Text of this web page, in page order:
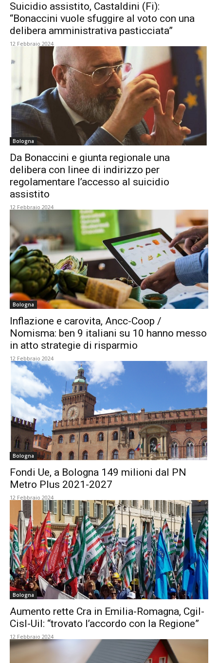
Suicidio assistito, Castaldini (Fi):
“Bonaccini vuole sfuggire al voto con una
delibera amministrativa pasticciata”
12 Febbraio 2024
Bologna
Da Bonaccini e giunta regionale una
delibera con linee di indirizzo per
regolamentare l’accesso al suicidio
assistito
12 Febbraio 2024
Bologna
Inflazione e carovita, Ancc-Coop /
Nomisma: ben 9 italiani su 10 hanno messo
in atto strategie di risparmio
12 Febbraio 2024
Bologna
Fondi Ue, a Bologna 149 milioni dal PN
Metro Plus 2021-2027
12 Febbraio 2024
Bologna
Aumento rette Cra in Emilia-Romagna, Cgil-
Cisl-Uil: “trovato l’accordo con la Regione”
12 Febbraio 2024